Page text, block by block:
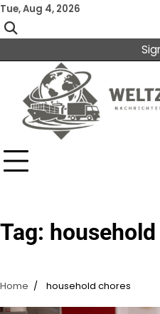
Skip
to
content
Tue, Aug 4, 2026
Tag:
Home household chores